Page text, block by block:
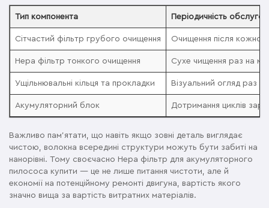
Тип компонента Періодичність
Сітчастий фільтр грубого очищення Очищення після
Hepa фільтр тонкого очищення Сухе чищення раз на
Ущільнювальні кільця та прокладки Візуальний огляд раз
Акумуляторний блок Дотримання циклів
Важливо пам'ятати, що навіть якщо зовні деталь виглядає
чистою, волокна всередині структури можуть бути забиті на
нанорівні. Тому своєчасно Hepa фільтр для акумуляторного
пилососа купити — це не лише питання чистоти, але й
економії на потенційному ремонті двигуна, вартість якого
значно вища за вартість витратних матеріалів.